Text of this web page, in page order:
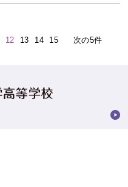
12 13 14 15 次の5件